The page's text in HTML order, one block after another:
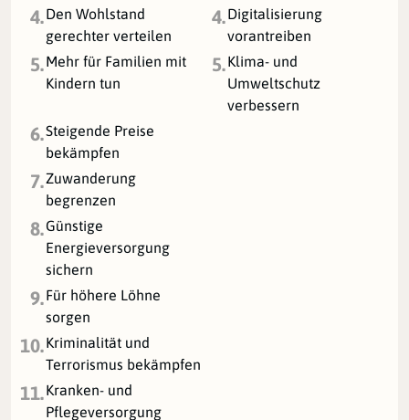
4.Den Wohlstand
gerechter verteilen
4.Digitalisierung
vorantreiben
5.Mehr für Familien mit
Kindern tun
5.Klima- und
Umweltschutz
verbessern
6.Steigende Preise
bekämpfen
7.Zuwanderung
begrenzen
8.Günstige
Energieversorgung
sichern
9.Für höhere Löhne
sorgen
10.Kriminalität und
Terrorismus bekämpfen
11.Kranken- und
Pflegeversorgung